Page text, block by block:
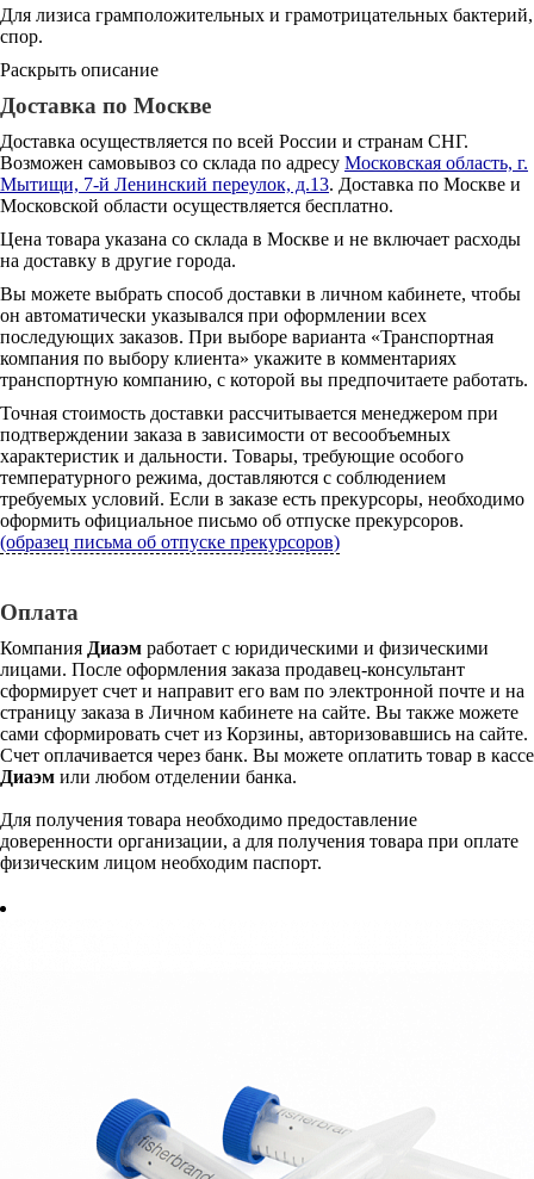
Для лизиса грамположительных и грамотрицательных бактерий,
спор.
Раскрыть описание
Доставка по Москве
Доставка осуществляется по всей России и странам СНГ.
Возможен самовывоз со склада по адресу Московская область, г.
Мытищи, 7-й Ленинский переулок, д.13. Доставка по Москве и
Московской области осуществляется бесплатно.
Цена товара указана со склада в Москве и не включает расходы
на доставку в другие города.
Вы можете выбрать способ доставки в личном кабинете, чтобы
он автоматически указывался при оформлении всех
последующих заказов. При выборе варианта «Транспортная
компания по выбору клиента» укажите в комментариях
транспортную компанию, с которой вы предпочитаете работать.
Точная стоимость доставки рассчитывается менеджером при
подтверждении заказа в зависимости от весообъемных
характеристик и дальности. Товары, требующие особого
температурного режима, доставляются с соблюдением
требуемых условий. Если в заказе есть прекурсоры, необходимо
оформить официальное письмо об отпуске прекурсоров.
(образец письма об отпуске прекурсоров)
Оплата
Компания Диаэм работает с юридическими и физическими
лицами. После оформления заказа продавец-консультант
сформирует счет и направит его вам по электронной почте и на
страницу заказа в Личном кабинете на сайте. Вы также можете
сами сформировать счет из Корзины, авторизовавшись на сайте.
Счет оплачивается через банк. Вы можете оплатить товар в кассе
Диаэм или любом отделении банка.
Для получения товара необходимо предоставление
доверенности организации, а для получения товара при оплате
физическим лицом необходим паспорт.